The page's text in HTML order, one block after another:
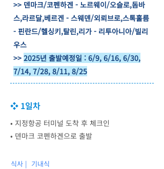
>> 덴마크/코펜하겐 - 노르웨이/오슬로,돔바
스,라르달,베르겐 - 스웨덴/외뢰브로,스톡홀름
- 핀란드/헬싱키,탈린,리가 - 리투아니아/빌리
우스
>> 2025년 출발예정일 : 6/9, 6/16, 6/30,
7/14, 7/28, 8/11, 8/25
❖ 1일차
• 지정항공 터미널 도착 후 체크인
• 덴마크 코펜하겐으로 출발
식사 | 기내식